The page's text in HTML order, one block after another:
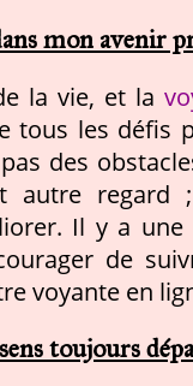
mon avenir
la vie, et la
tous les défis
des
autre regard
Il y a
de
voyante en
toujours